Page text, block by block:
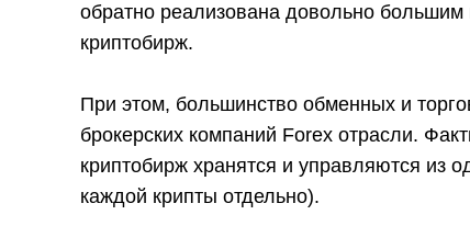
обратно реализована довольно
криптобирж.
При этом, большинство обменных и
брокерских компаний Forex отрасли.
криптобирж хранятся и управляются из
каждой крипты отдельно).